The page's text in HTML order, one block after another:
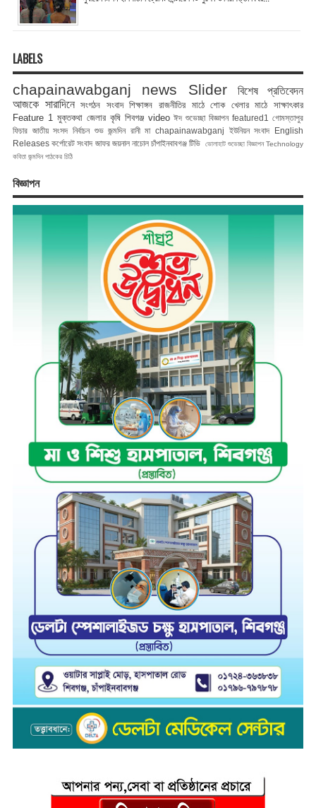
LABELS
chapainawabganj news Slider
বিশেষ প্রতিবেদন
আজকে সারাদিনে সংগঠন সংবাদ শিক্ষাঙ্গন রাজনীতির মাঠে শোক খেলার মাঠে
সাক্ষাৎকার
Feature 1 মুক্তকথা জেলার কৃষি শিবগঞ্জ video ঈদ শুভেচ্ছা বিজ্ঞাপন featured1
গোমস্তাপুর
ফিচার জাতীয় সংসদ নির্বাচন শুভ জন্মদিন রানী মা chapainawabganj ইউনিয়ন সংবাদ
English
Releases কর্পোরেট সংবাদ জাফর জয়নাল নাচোল চাঁপাইনবাবগঞ্জ টিভি ভোলাহাট শুভেচ্ছা বিজ্ঞাপন Technology
কবিতা জন্মদিন পাঠকের চিঠি
বিজ্ঞাপন